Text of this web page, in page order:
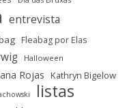
entrevista
Fleabag por Elas
Halloween
Rojas Kathryn Bigelow
listas